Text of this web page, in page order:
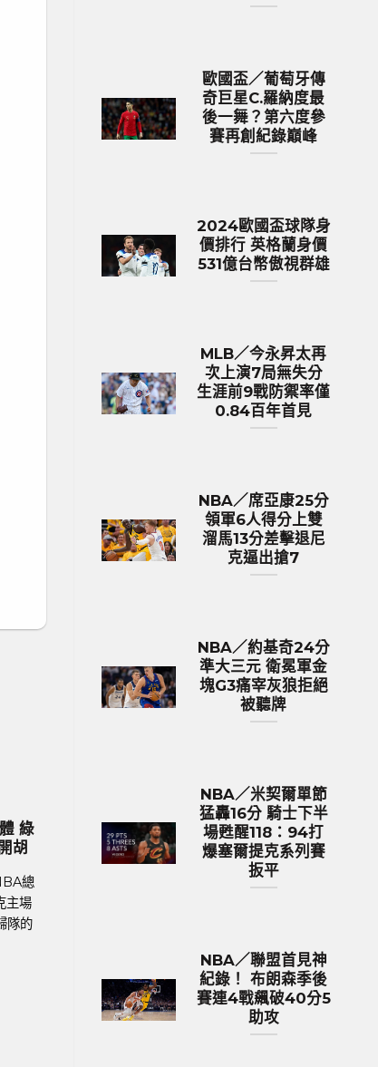
度最
巔峰
歐洲
，39
歐洲國家盃 足球新聞
2024歐國盃球隊身價排行 英格蘭身
價531億台幣傲視群雄
足球聯賽體育新聞、足球戰績 在今年德國舉
歐國盃／葡萄牙傳
奇巨星C.羅納度最
後一舞？第六度參
賽再創紀錄巔峰
2024歐國盃球隊身
價排行 英格蘭身價
531億台幣傲視群雄
MLB／今永昇太再
次上演7局無失分
生涯前9戰防禦率僅
0.84百年首見
NBA／席亞康25分
領軍6人得分上雙
溜馬13分差擊退尼
克逼出搶7
NBA／約基奇24分
準大三元 衛冕軍金
塊G3痛宰灰狼拒絕
被聽牌
NBA／米契爾單節
猛轟16分 騎士下半
場甦醒118：94打
爆塞爾提克系列賽
扳平
NBA／聯盟首見神
紀錄！ 布朗森季後
賽連4戰飆破40分5
助攻